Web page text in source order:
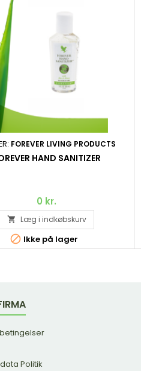
FOREVER LIVING PRODUCTS
HAND SANITIZER
0 kr.
 Læg i indkøbskurv
 Ikke på lager
Politik